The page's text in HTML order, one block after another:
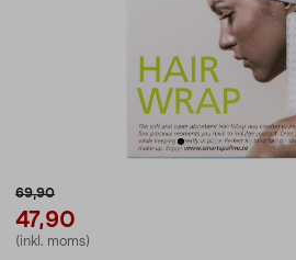
69,90
47,90
(inkl. moms)